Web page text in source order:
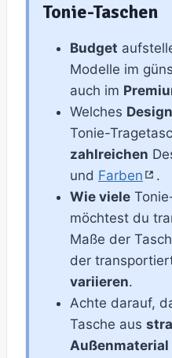
Tonie-Taschen
Budget
Modelle im
auch im
Welches Design
Tonie-
zahlreichen
und Farben
.
Wie viele
möchtest du
Maße der
der
variieren.
Achte darauf,
Tasche aus
Außenmaterial